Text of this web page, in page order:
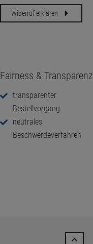
Widerruf erklären
Fairness & Transparenz
transparenter
Bestellvorgang
neutrales
Beschwerdeverfahren